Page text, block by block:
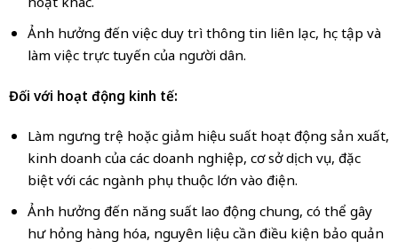
Ảnh hưởng đến việc duy trì thông tin liên lạc, học tập và
làm việc trực tuyến của người dân.
Đối với hoạt động kinh tế:
Làm ngưng trệ hoặc giảm hiệu suất hoạt động sản xuất,
kinh doanh của các doanh nghiệp, cơ sở dịch vụ, đặc
biệt với các ngành phụ thuộc lớn vào điện.
Ảnh hưởng đến năng suất lao động chung, có thể gây
hư hỏng hàng hóa, nguyên liệu cần điều kiện bảo quản